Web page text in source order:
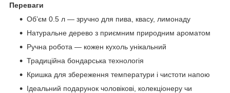
Переваги
Об’єм 0.5 л — зручно для пива, квасу, лимонаду
Натуральне дерево з приємним природним ароматом
Ручна робота — кожен кухоль унікальний
Традиційна бондарська технологія
Кришка для збереження температури і чистоти напою
Ідеальний подарунок чоловікові, колекціонеру чи